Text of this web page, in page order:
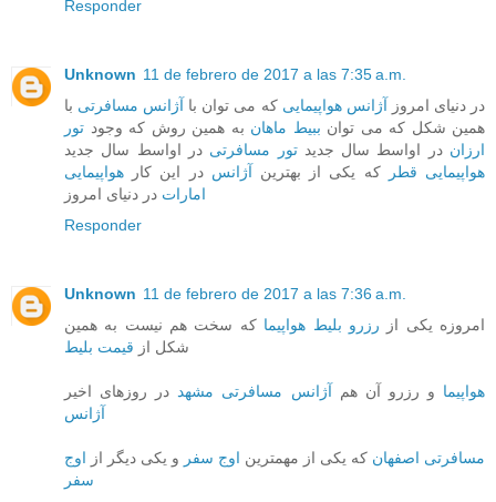
Responder
Unknown 11 de febrero de 2017 a las 7:35 a.m.
در دنیای امروز آژانس هواپیمایی که می توان با آژانس مسافرتی با
همین شکل که می توان ببیط ماهان به همین روش که وجود تور
ارزان در اواسط سال جدیدتور مسافرتی در اواسط سال جدید
هواپیمایی قطر
که یکی از بهترین آژانس در این کار هواپیمایی
امارات در دنیای امروز
Responder
Unknown 11 de febrero de 2017 a las 7:36 a.m.
امروزه یکی از رزرو بلیط هواپیما که سخت هم نیست به همین
شکل از قیمت بلیط
هواپیما و رزرو آن هم آژانس مسافرتی مشهد در روزهای اخیر
آژانس
مسافرتی اصفهان که یکی از مهمترین اوج سفر و یکی دیگر از اوج
سفر